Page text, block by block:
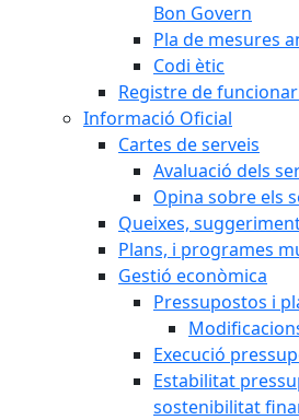
Bon Govern
Pla de mesures
Codi ètic
Registre de
Informació Oficial
Cartes de serveis
Avaluació dels
Opina sobre els
Queixes,
Plans, i programes
Gestió econòmica
Pressupostos i
Execució
Estabilitat
sostenibilitat